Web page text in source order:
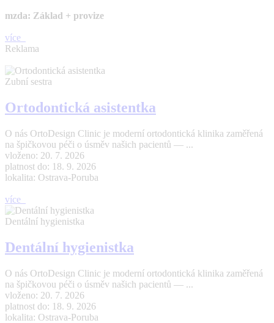
mzda: Základ + provize
více
Reklama
Zubní sestra
Ortodontická asistentka
O nás OrtoDesign Clinic je moderní ortodontická klinika zaměřená
na špičkovou péči o úsměv našich pacientů — ...
vloženo: 20. 7. 2026
platnost do: 18. 9. 2026
lokalita: Ostrava-Poruba
více
Dentální hygienistka
Dentální hygienistka
O nás OrtoDesign Clinic je moderní ortodontická klinika zaměřená
na špičkovou péči o úsměv našich pacientů — ...
vloženo: 20. 7. 2026
platnost do: 18. 9. 2026
lokalita: Ostrava-Poruba